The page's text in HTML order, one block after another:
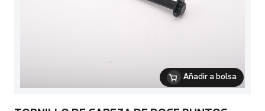
Añadir a bolsa